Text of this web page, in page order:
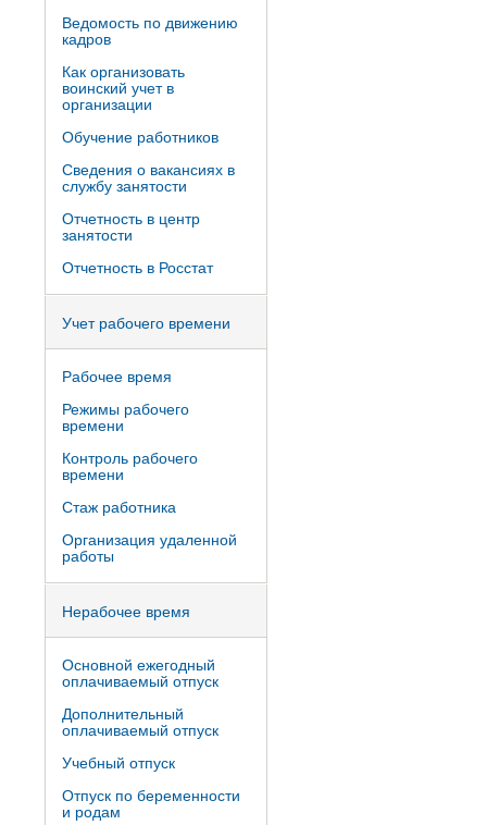
Ведомость по движению
кадров
Как организовать
воинский учет в
организации
Обучение работников
Сведения о вакансиях в
службу занятости
Отчетность в центр
занятости
Отчетность в Росстат
Учет рабочего времени
Рабочее время
Режимы рабочего
времени
Контроль рабочего
времени
Стаж работника
Организация удаленной
работы
Нерабочее время
Основной ежегодный
оплачиваемый отпуск
Дополнительный
оплачиваемый отпуск
Учебный отпуск
Отпуск по беременности
и родам